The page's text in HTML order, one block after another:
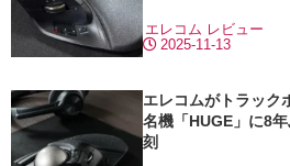
2025-11-13
エレコム レビュー
エレコムがトラック
名機「HUGE」に8
刻